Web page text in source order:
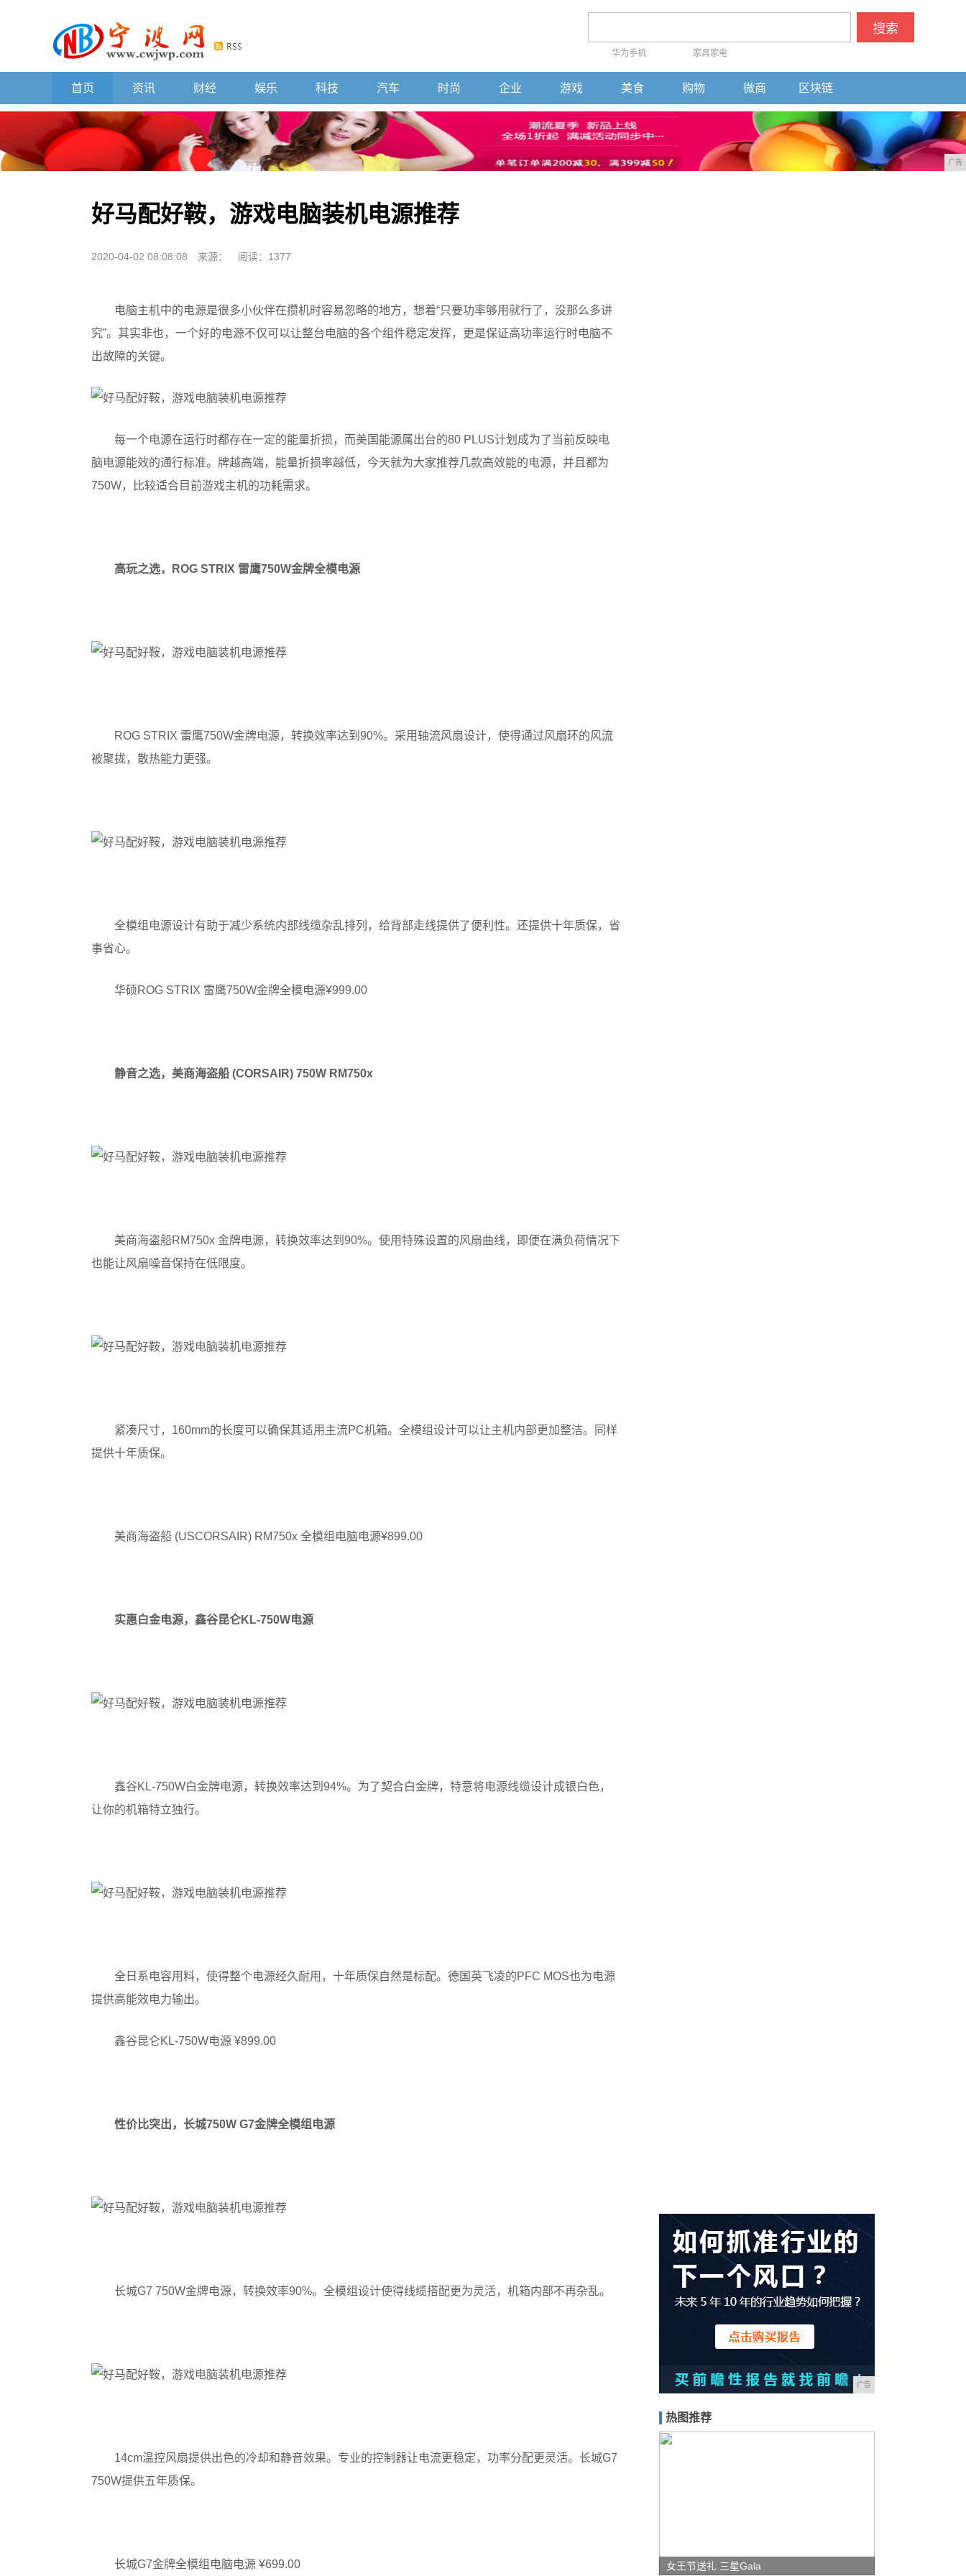
搜索
华为手机 家具家电
首页 资讯 财经 娱乐 科技 汽车 时尚 企业 游戏 美食 购物 微商 区块链
广告
好马配好鞍，游戏电脑装机电源推荐
2020-04-02 08:08:08 来源： 阅读：1377
电脑主机中的电源是很多小伙伴在攒机时容易忽略的地方，想着“只要功率够用就行了，没那么多讲
究”。其实非也，一个好的电源不仅可以让整台电脑的各个组件稳定发挥，更是保证高功率运行时电脑不
出故障的关键。
每一个电源在运行时都存在一定的能量折损，而美国能源属出台的80 PLUS计划成为了当前反映电
脑电源能效的通行标准。牌越高端，能量折损率越低，今天就为大家推荐几款高效能的电源，并且都为
750W，比较适合目前游戏主机的功耗需求。
高玩之选，ROG STRIX 雷鹰750W金牌全模电源
ROG STRIX 雷鹰750W金牌电源，转换效率达到90%。采用轴流风扇设计，使得通过风扇环的风流
被聚拢，散热能力更强。
全模组电源设计有助于减少系统内部线缆杂乱排列，给背部走线提供了便利性。还提供十年质保，省
事省心。
华硕ROG STRIX 雷鹰750W金牌全模电源¥999.00
静音之选，美商海盗船 (CORSAIR) 750W RM750x
美商海盗船RM750x 金牌电源，转换效率达到90%。使用特殊设置的风扇曲线，即便在满负荷情况下
也能让风扇噪音保持在低限度。
紧凑尺寸，160mm的长度可以确保其适用主流PC机箱。全模组设计可以让主机内部更加整洁。同样
提供十年质保。
美商海盗船 (USCORSAIR) RM750x 全模组电脑电源¥899.00
实惠白金电源，鑫谷昆仑KL-750W电源
鑫谷KL-750W白金牌电源，转换效率达到94%。为了契合白金牌，特意将电源线缆设计成银白色，
让你的机箱特立独行。
全日系电容用料，使得整个电源经久耐用，十年质保自然是标配。德国英飞凌的PFC MOS也为电源
提供高能效电力输出。
鑫谷昆仑KL-750W电源 ¥899.00
性价比突出，长城750W G7金牌全模组电源
长城G7 750W金牌电源，转换效率90%。全模组设计使得线缆搭配更为灵活，机箱内部不再杂乱。
14cm温控风扇提供出色的冷却和静音效果。专业的控制器让电流更稳定，功率分配更灵活。长城G7
750W提供五年质保。
长城G7金牌全模组电脑电源 ¥699.00
广告
热图推荐
女王节送礼 三星Gala